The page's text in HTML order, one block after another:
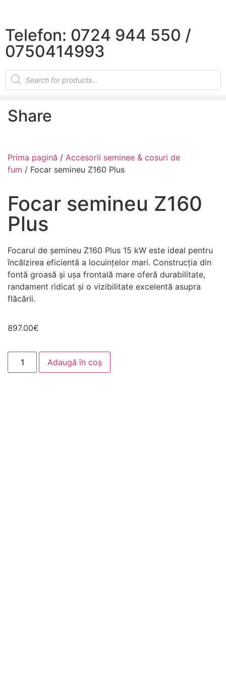
Telefon: 0724 944 550 /
0750414993
Prima pagină / Accesorii seminee & cosuri de
fum / Focar semineu Z160 Plus
Focar semineu Z160
Plus
Focarul de șemineu Z160 Plus 15 kW este ideal pentru
încălzirea eficientă a locuințelor mari. Construcția din
fontă groasă și ușa frontală mare oferă durabilitate,
randament ridicat și o vizibilitate excelentă asupra
flăcării.
897.00€
Adaugă în coș
Share